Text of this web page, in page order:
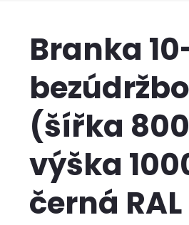
Branka
(šířka
výška
černá